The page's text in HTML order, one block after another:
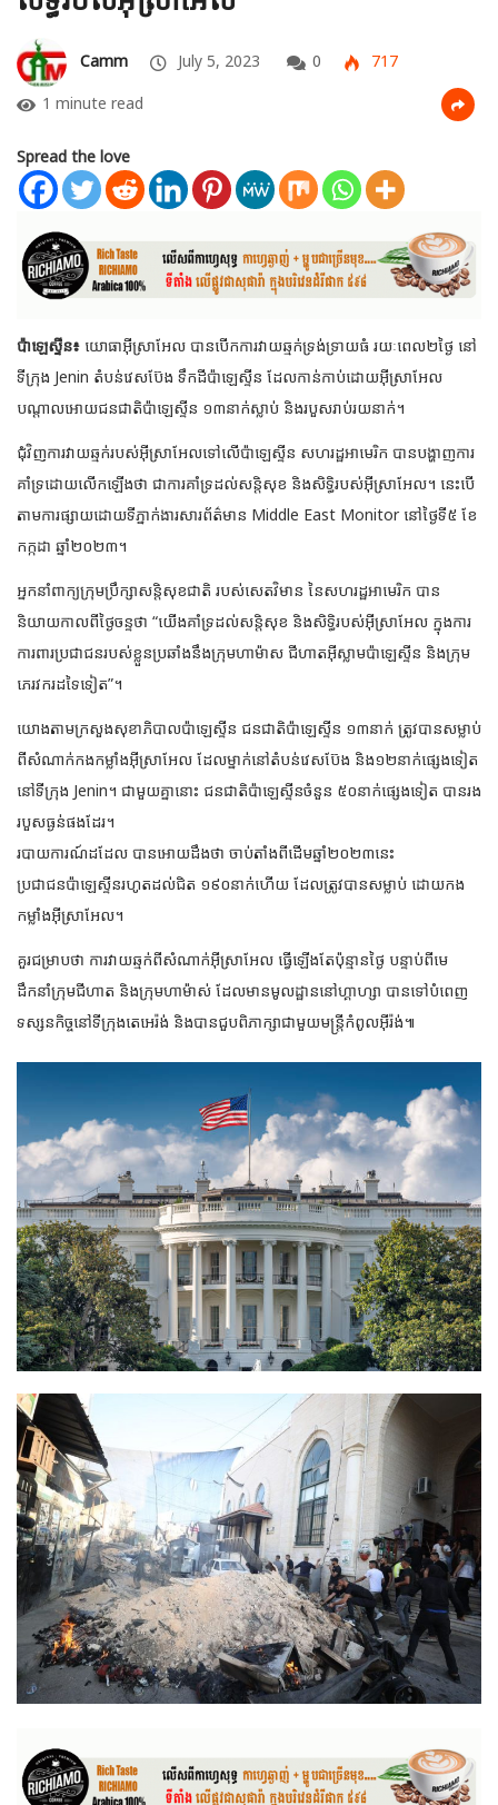
Camm July 5, 2023 0
717
1 minute read
Spread the love
ប៉ាឡេស្ទីន៖ យោធាអ៊ីស្រាអែល បានបើកការវាយឆ្មក់ទ្រង់ទ្រាយធំ រយៈពេល២ថ្ងៃ នៅ
ទីក្រុង Jenin តំបន់វេសប៊ែង ទឹកដីប៉ាឡេស្ទីន ដែលកាន់កាប់ដោយអ៊ីស្រាអែល
បណ្តាលអោយជនជាតិប៉ាឡេស្ទីន ១៣នាក់ស្លាប់ និងរបួសរាប់រយនាក់។
ជុំវិញការវាយឆ្មក់របស់អ៊ីស្រាអែលទៅលើប៉ាឡេស្ទីន សហរដ្ឋអាមេរិក បានបង្ហាញការ
គាំទ្រដោយលើកឡើងថា ជាការគាំទ្រដល់សន្តិសុខ និងសិទ្ធិរបស់អ៊ីស្រាអែល។ នេះបើ
តាមការផ្សាយដោយទីភ្នាក់ងារសារព័ត៌មាន Middle East Monitor នៅថ្ងៃទី៥ ខែ
កក្កដា ឆ្នាំ២០២៣។
អ្នកនាំពាក្យក្រុមប្រឹក្សាសន្តិសុខជាតិ របស់សេតវិមាន នៃសហរដ្ឋអាមេរិក បាន
និយាយកាលពីថ្ងៃចន្ទថា “យើងគាំទ្រដល់សន្តិសុខ និងសិទ្ធិរបស់អ៊ីស្រាអែល ក្នុងការ
ការពារប្រជាជនរបស់ខ្លួនប្រឆាំងនឹងក្រុមហាម៉ាស ជីហាតអ៊ីស្លាមប៉ាឡេស្ទីន និងក្រុម
ភេរវករដទៃទៀត”។
យោងតាមក្រសួងសុខាភិបាលប៉ាឡេស្ទីន ជនជាតិប៉ាឡេស្ទីន ១៣នាក់ ត្រូវបានសម្លាប់
ពីសំណាក់កងកម្លាំងអ៊ីស្រាអែល ដែលម្នាក់នៅតំបន់វេសប៊ែង និង១២នាក់ផ្សេងទៀត
នៅទីក្រុង Jenin។ ជាមួយគ្នានោះ ជនជាតិប៉ាឡេស្ទីនចំនួន ៥០នាក់ផ្សេងទៀត បានរង
របួសធ្ងន់ផងដែរ។
របាយការណ៍ដដែល បានអោយដឹងថា ចាប់តាំងពីដើមឆ្នាំ២០២៣នេះ
ប្រជាជនប៉ាឡេស្ទីនរហូតដល់ជិត ១៩០នាក់ហើយ ដែលត្រូវបានសម្លាប់ ដោយកង
កម្លាំងអ៊ីស្រាអែល។
គួរជម្រាបថា ការវាយឆ្មក់ពីសំណាក់អ៊ីស្រាអែល ធ្វើឡើងតែប៉ុន្មានថ្ងៃ បន្ទាប់ពីមេ
ដឹកនាំក្រុមជីហាត និងក្រុមហាម៉ាស់ ដែលមានមូលដ្ឋាននៅហ្គាហ្សា បានទៅបំពេញ
ទស្សនកិច្ចនៅទីក្រុងតេអេរ៉ង់ និងបានជួបពិភាក្សាជាមួយមន្ត្រីកំពូលអ៊ីរ៉ង់៕